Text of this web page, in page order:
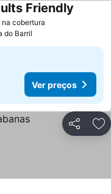
cobertura
Friendly
do Barril
Ver preços
Partilhar